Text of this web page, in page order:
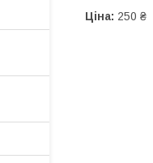
Ціна: 250 ₴